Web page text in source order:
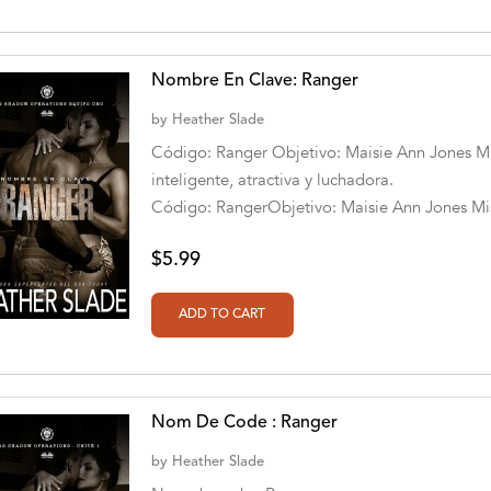
Nombre En Clave: Ranger
by Heather Slade
Código: Ranger Objetivo: Maisie Ann Jones
inteligente, atractiva y luchadora.
Código: RangerObjetivo: Maisie Ann Jones
$5.99
Nom De Code : Ranger
by Heather Slade